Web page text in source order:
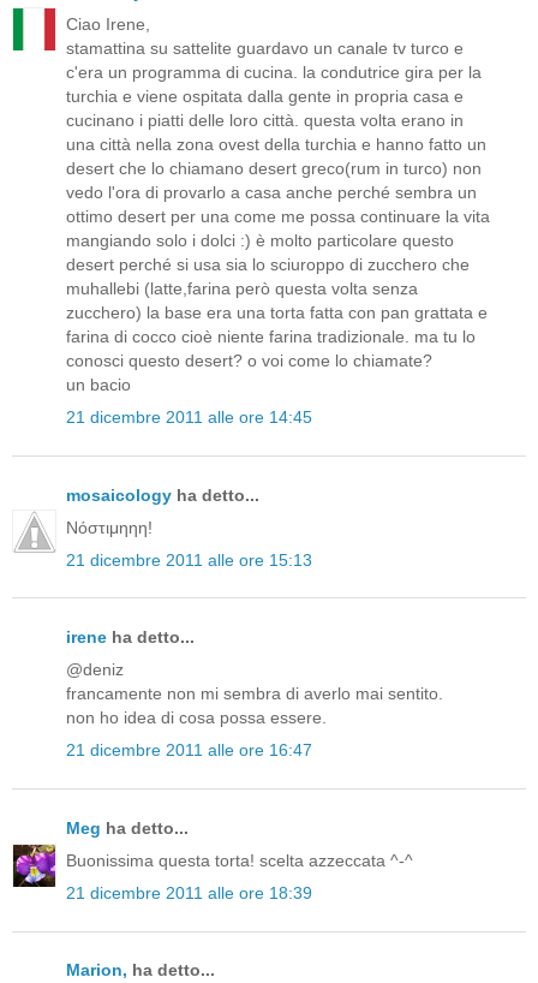
Ciao Irene,
stamattina su sattelite guardavo un canale tv turco e
c'era un programma di cucina. la condutrice gira per la
turchia e viene ospitata dalla gente in propria casa e
cucinano i piatti delle loro città. questa volta erano in
una città nella zona ovest della turchia e hanno fatto un
desert che lo chiamano desert greco(rum in turco) non
vedo l'ora di provarlo a casa anche perché sembra un
ottimo desert per una come me possa continuare la vita
mangiando solo i dolci :) è molto particolare questo
desert perché si usa sia lo sciuroppo di zucchero che
muhallebi (latte,farina però questa volta senza
zucchero) la base era una torta fatta con pan grattata e
farina di cocco cioè niente farina tradizionale. ma tu lo
conosci questo desert? o voi come lo chiamate?
un bacio
21 dicembre 2011 alle ore 14:45
mosaicology ha detto...
Νόστιμηηη!
21 dicembre 2011 alle ore 15:13
irene ha detto...
@deniz
francamente non mi sembra di averlo mai sentito.
non ho idea di cosa possa essere.
21 dicembre 2011 alle ore 16:47
Meg ha detto...
Buonissima questa torta! scelta azzeccata ^-^
21 dicembre 2011 alle ore 18:39
Μarion, ha detto...